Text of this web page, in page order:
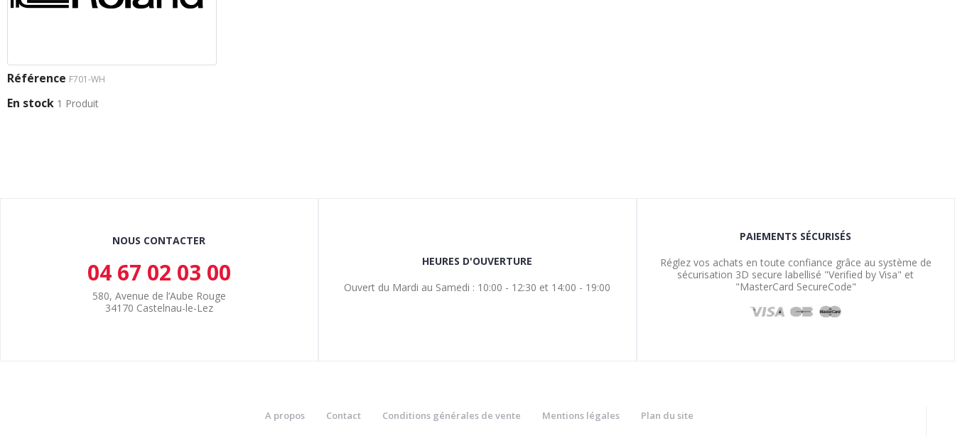
Référence F701-WH
En stock 1 Produit
NOUS CONTACTER
04 67 02 03 00
580, Avenue de l’Aube Rouge
34170 Castelnau-le-Lez
HEURES D'OUVERTURE
Ouvert du Mardi au Samedi : 10:00 - 12:30 et 14:00 - 19:00
PAIEMENTS SÉCURISÉS
Réglez vos achats en toute confiance grâce au système de
sécurisation 3D secure labellisé "Verified by Visa" et
"MasterCard SecureCode"
A propos Contact Conditions générales de vente Mentions légales Plan du site